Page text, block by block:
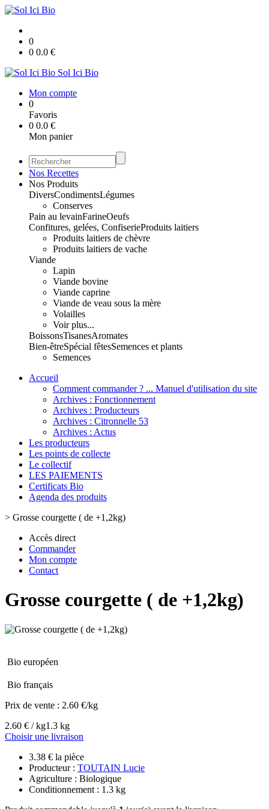
0
0 0.0 €
Sol Ici Bio
Mon compte
0
Favoris
0 0.0 €
Mon panier
Nos Recettes
Nos Produits
DiversCondimentsLégumes
Conserves
Pain au levainFarineOeufs
Confitures, gelées, ConfiserieProduits laitiers
Produits laitiers de chèvre
Produits laitiers de vache
Viande
Lapin
Viande bovine
Viande caprine
Viande de veau sous la mère
Volailles
Voir plus...
BoissonsTisanesAromates
Bien-êtreSpécial fêtesSemences et plants
Semences
Accueil
Comment commander ? ... Manuel d'utilisation du site
Archives : Fonctionnement
Archives : Producteurs
Archives : Citronnelle 53
Archives : Actus
Les producteurs
Les points de collecte
Le collectif
LES PAIEMENTS
Certificats Bio
Agenda des produits
> Grosse courgette ( de +1,2kg)
Accès direct
Commander
Mon compte
Contact
Grosse courgette ( de +1,2kg)
Bio européen
Bio français
Prix de vente : 2.60 €/kg
2.60 € / kg1.3 kg
Choisir une livraison
3.38 € la pièce
Producteur : TOUTAIN Lucie
Agriculture : Biologique
Conditionnement : 1.3 kg